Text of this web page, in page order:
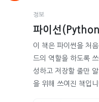
정보
파이선
이 책은 파이썬을 처
드의 역할을 하도록
성하고 저장할 줄만
을 위해 쓰여진 책입니